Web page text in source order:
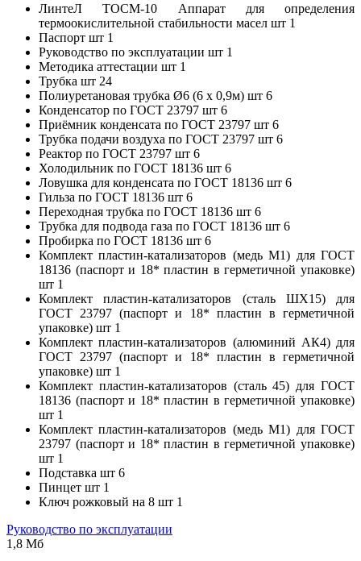
ЛинтеЛ ТОСМ-10 Аппарат для определения
термоокислительной стабильности масел шт 1
Паспорт шт 1
Руководство по эксплуатации шт 1
Методика аттестации шт 1
Трубка шт 24
Полиуретановая трубка Ø6 (6 х 0,9м) шт 6
Конденсатор по ГОСТ 23797 шт 6
Приёмник конденсата по ГОСТ 23797 шт 6
Трубка подачи воздуха по ГОСТ 23797 шт 6
Реактор по ГОСТ 23797 шт 6
Холодильник по ГОСТ 18136 шт 6
Ловушка для конденсата по ГОСТ 18136 шт 6
Гильза по ГОСТ 18136 шт 6
Переходная трубка по ГОСТ 18136 шт 6
Трубка для подвода газа по ГОСТ 18136 шт 6
Пробирка по ГОСТ 18136 шт 6
Комплект пластин-катализаторов (медь М1) для ГОСТ
18136 (паспорт и 18* пластин в герметичной упаковке)
шт 1
Комплект пластин-катализаторов (сталь ШХ15) для
ГОСТ 23797 (паспорт и 18* пластин в герметичной
упаковке) шт 1
Комплект пластин-катализаторов (алюминий АК4) для
ГОСТ 23797 (паспорт и 18* пластин в герметичной
упаковке) шт 1
Комплект пластин-катализаторов (сталь 45) для ГОСТ
18136 (паспорт и 18* пластин в герметичной упаковке)
шт 1
Комплект пластин-катализаторов (медь М1) для ГОСТ
23797 (паспорт и 18* пластин в герметичной упаковке)
шт 1
Подставка шт 6
Пинцет шт 1
Ключ рожковый на 8 шт 1
Руководство по эксплуатации
1,8 Мб